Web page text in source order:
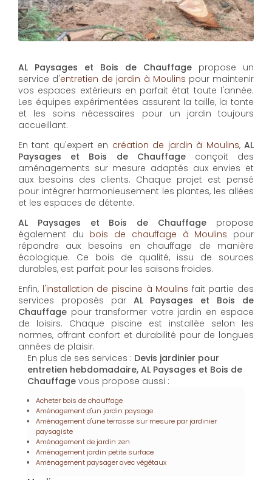
En tant qu'expert encréation de jardin à Moulins,AL
Paysages et Bois de Chauffageconçoit des
aménagements sur mesure adaptés aux envies et
et les espaces de détente.
AL Paysages et Bois de Chauffagepropose
également dubois de chauffage à Moulins pour
répondre aux besoins en chauffage de manière
écologique. Ce bois de qualité, issu de sources
Enfin,l'installation de piscine à Moulins
fait partie des
services proposés parAL Paysages et Bois de
Chauffagepour transformer votre jardin en espace
de loisirs. Chaque piscine est installée selon les
normes, offrant confort et durabilité pour de longues
En plus de ses services :
Devis jardinier pour
entretien hebdomadaire, AL Paysages et Bois de
Chauffagevous propose aussi :
Acheter bois de chauffage
Aménagement d'une terrasse sur mesure par jardinier
paysagiste
Aménagement de jardin zen
Aménagement jardin petite surface
Aménagement paysager avec végétaux
Moulins
AL Paysages et Bois de Chauffage Paysagiste
intervient à proximité de :
Dompierre-sur-Besbre
Lapalisse
Moulins
Contactez-nous : Devis jardinier pour entretien
hebdomadaire Moulins
Nom Prénom